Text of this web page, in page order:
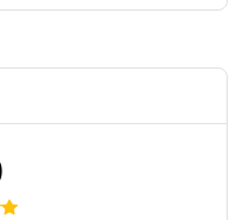
dập nát, yếu, chẻ
của bạn sẽ cực kỳ
ngày dài, hoàn toàn
biểu bì tóc làm